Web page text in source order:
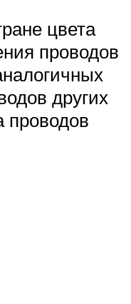
цвета
проводов
других
проводов